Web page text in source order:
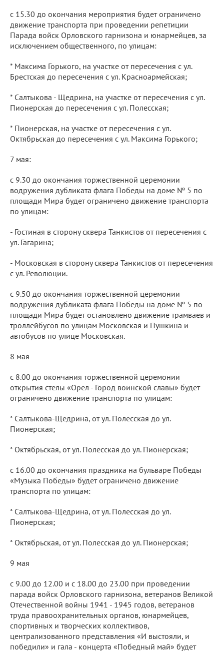
с 15.30 до окончания мероприятия будет ограничено
движение транспорта при проведении репетиции
Парада войск Орловского гарнизона и юнармейцев, за
исключением общественного, по улицам:
* Максима Горького, на участке от пересечения с ул.
Брестская до пересечения с ул. Красноармейская;
* Салтыкова - Щедрина, на участке от пересечения с ул.
Пионерская до пересечения с ул. Полесская;
* Пионерская, на участке от пересечения с ул.
Октябрьская до пересечения с ул. Максима Горького;
7 мая:
с 9.30 до окончания торжественной церемонии
водружения дубликата флага Победы на доме № 5 по
площади Мира будет ограничено движение транспорта
по улицам:
- Гостиная в сторону сквера Танкистов от пересечения с
ул. Гагарина;
- Московская в сторону сквера Танкистов от пересечения
с ул. Революции.
с 9.50 до окончания торжественной церемонии
водружения дубликата флага Победы на доме № 5 по
площади Мира будет остановлено движение трамваев и
троллейбусов по улицам Московская и Пушкина и
автобусов по улице Московская.
8 мая
с 8.00 до окончания торжественной церемонии
открытия стелы «Орел - Город воинской славы» будет
ограничено движение транспорта по улицам:
* Салтыкова-Щедрина, от ул. Полесская до ул.
Пионерская;
* Октябрьская, от ул. Полесская до ул. Пионерская;
с 16.00 до окончания праздника на бульваре Победы
«Музыка Победы» будет ограничено движение
транспорта по улицам:
* Салтыкова-Щедрина, от ул. Полесская до ул.
Пионерская;
* Октябрьская, от ул. Полесская до ул. Пионерская;
9 мая
с 9.00 до 12.00 и с 18.00 до 23.00 при проведении
парада войск Орловского гарнизона, ветеранов Великой
Отечественной войны 1941 - 1945 годов, ветеранов
труда правоохранительных органов, юнармейцев,
спортивных и творческих коллективов,
централизованного представления «И выстояли, и
победили» и гала - концерта «Победный май» будет